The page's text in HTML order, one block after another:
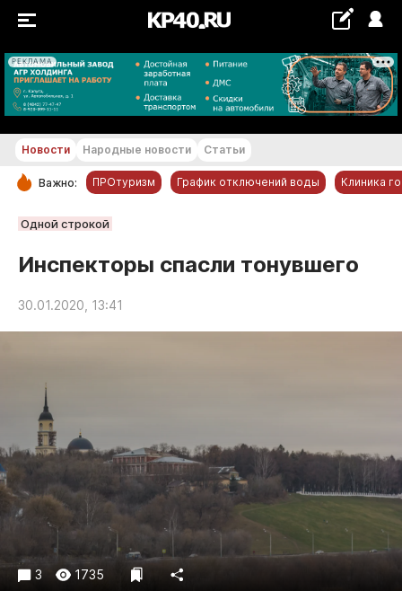
РЕКЛАМА
+26...+27 °С
РУБРИКИ
Новости компаний
Статьи
Народные новости
Культура
Недвижимость и ЖКХ
Образование
Общество
Погода
Праздники
Новости Народные новости Статьи
Важно: ПРОтуризм График отключений воды Клиника
Одной строкой
Инспекторы спасли тонувшего
30.01.2020, 13:41
3 1735